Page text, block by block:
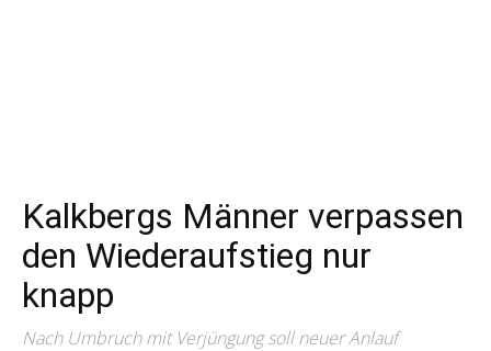
Kalkbergs Männer verpassen
den Wiederaufstieg nur
knapp
Nach Umbruch mit Verjüngung soll neuer Anlauf